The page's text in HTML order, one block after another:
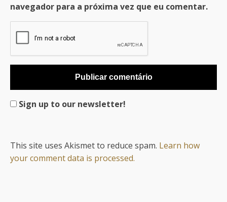
navegador para a próxima vez que eu comentar.
Sign up to our newsletter!
This site uses Akismet to reduce spam. Learn how
your comment data is processed.